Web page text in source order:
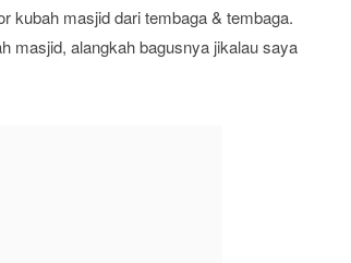
kubah masjid dari tembaga & tembaga.
masjid, alangkah bagusnya jikalau saya